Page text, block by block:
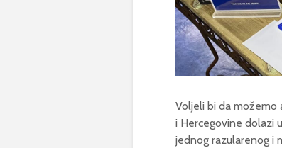
Voljeli bi da možemo
i Hercegovine dolazi
jednog razularenog i